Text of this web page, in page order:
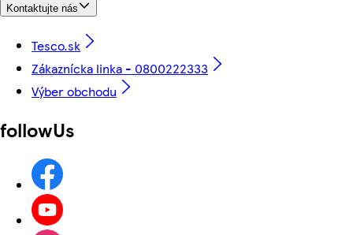
Kontaktujte nás
Tesco.sk
Zákaznícka linka - 0800222333
Výber obchodu
followUs